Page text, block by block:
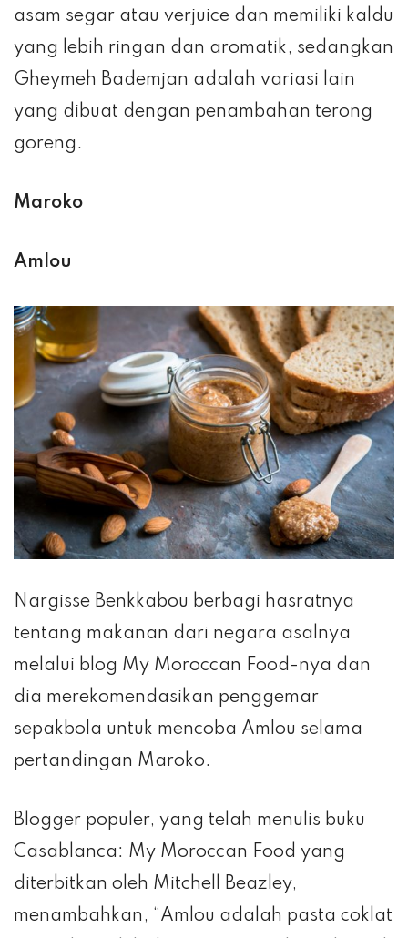
asam segar atau verjuice dan memiliki kaldu
yang lebih ringan dan aromatik, sedangkan
Gheymeh Bademjan adalah variasi lain
yang dibuat dengan penambahan terong
goreng.
Maroko
Amlou
Nargisse Benkkabou berbagi hasratnya
tentang makanan dari negara asalnya
melalui blog My Moroccan Food-nya dan
dia merekomendasikan penggemar
sepakbola untuk mencoba Amlou selama
pertandingan Maroko.
Blogger populer, yang telah menulis buku
Casablanca: My Moroccan Food yang
diterbitkan oleh Mitchell Beazley,
menambahkan, “Amlou adalah pasta coklat